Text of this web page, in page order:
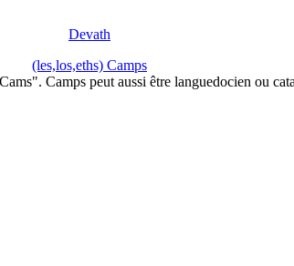
Devath
(les,los,eths) Camps
Camps peut aussi être languedocien ou